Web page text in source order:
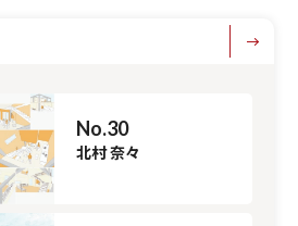
No.30
北村 奈々